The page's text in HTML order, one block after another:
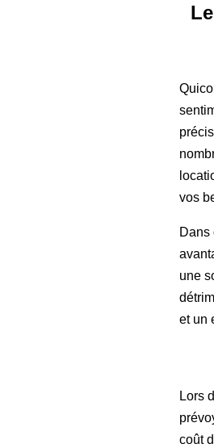
vos
Dans
une
et un
Lors
coût